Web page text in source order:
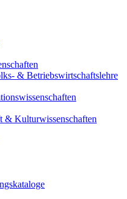
& Betriebswirtschaftslehre
& Kulturwissenschaften